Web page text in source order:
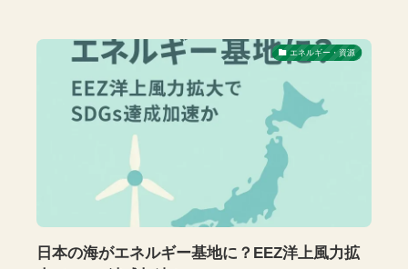
エネルギー・資源
日本の海がエネルギー基地に？EEZ洋上風力拡